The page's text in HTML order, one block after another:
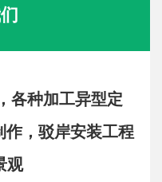
各种加工异型定
作，驳岸安装工程
观